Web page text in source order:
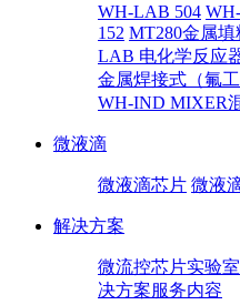
WH-LAB 504
152 MT280金属填
LAB 电化学反应
金属焊接式（氟工
WH-IND MIXER
微液滴
微液滴芯片 微液
解决方案
微流控芯片实验
决方案服务内容